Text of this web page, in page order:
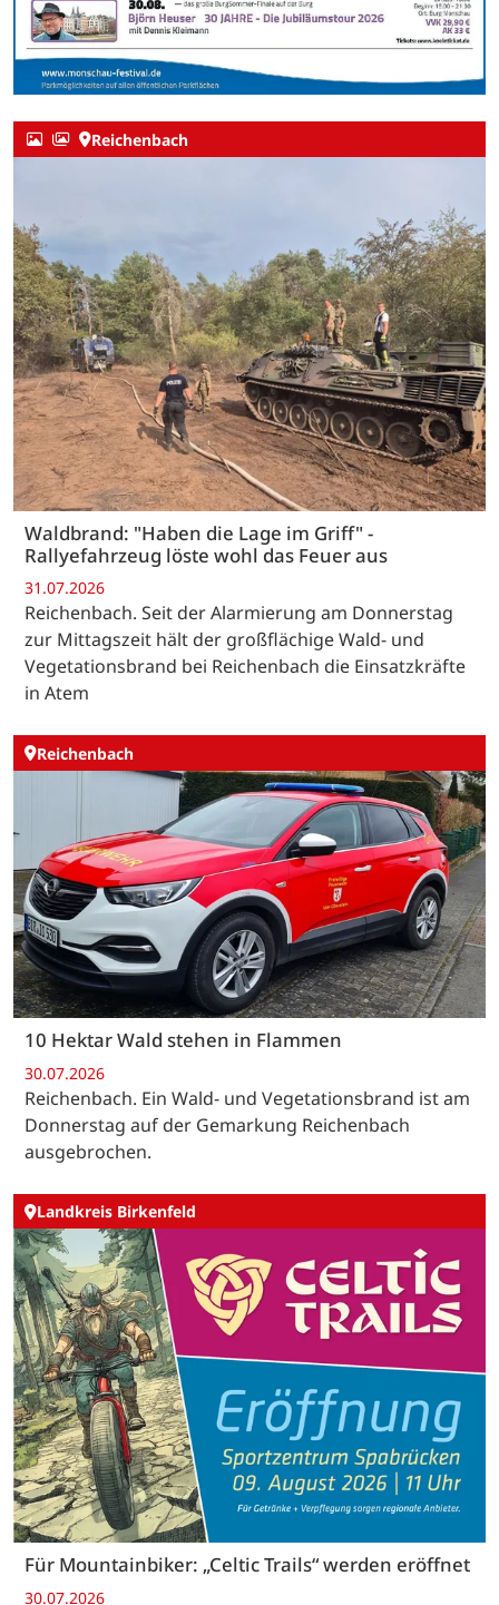
Reichenbach
Waldbrand: "Haben die Lage im Griff" -
Rallyefahrzeug löste wohl das Feuer aus
31.07.2026
Reichenbach. Seit der Alarmierung am Donnerstag
zur Mittagszeit hält der großflächige Wald- und
Vegetationsbrand bei Reichenbach die Einsatzkräfte
in Atem
Reichenbach
10 Hektar Wald stehen in Flammen
30.07.2026
Reichenbach. Ein Wald- und Vegetationsbrand ist am
Donnerstag auf der Gemarkung Reichenbach
ausgebrochen.
Landkreis Birkenfeld
Für Mountainbiker: „Celtic Trails“ werden eröffnet
30.07.2026